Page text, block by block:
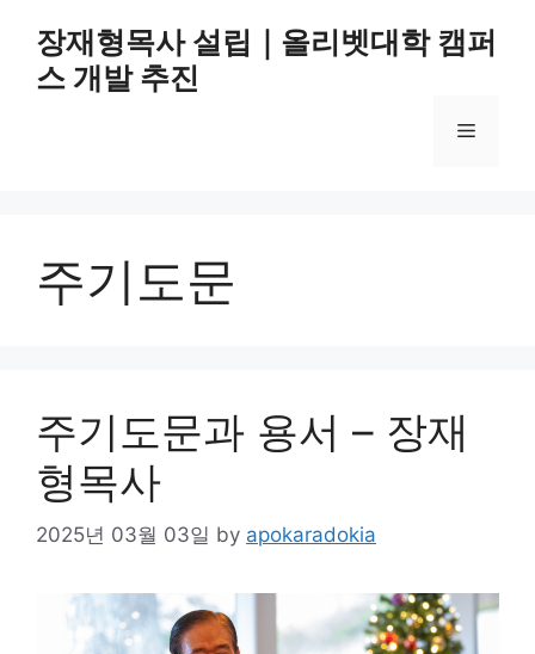
content
장재형목사 설립｜올리벳대학 캠퍼
스 개발 추진
Menu
주기도문
주기도문과 용서 – 장재
형목사
2025년 03월 03일 by apokaradokia